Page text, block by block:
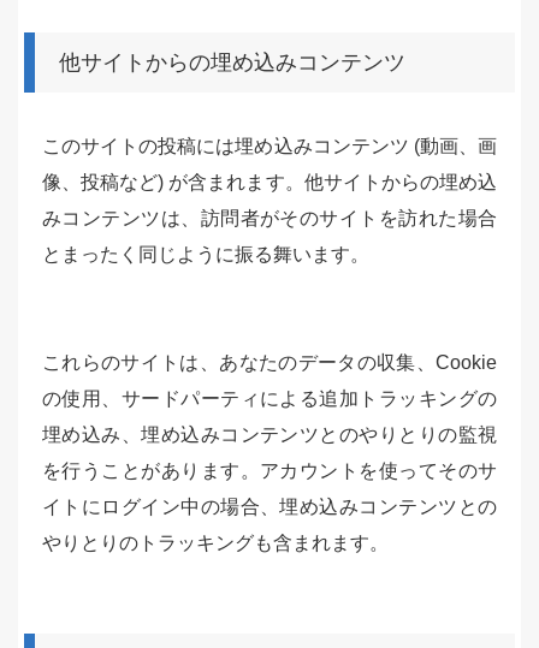
他サイトからの埋め込みコンテンツ
このサイトの投稿には埋め込みコンテンツ (動画、画
像、投稿など) が含まれます。他サイトからの埋め込
みコンテンツは、訪問者がそのサイトを訪れた場合
とまったく同じように振る舞います。
これらのサイトは、あなたのデータの収集、Cookie
の使用、サードパーティによる追加トラッキングの
埋め込み、埋め込みコンテンツとのやりとりの監視
を行うことがあります。アカウントを使ってそのサ
イトにログイン中の場合、埋め込みコンテンツとの
やりとりのトラッキングも含まれます。